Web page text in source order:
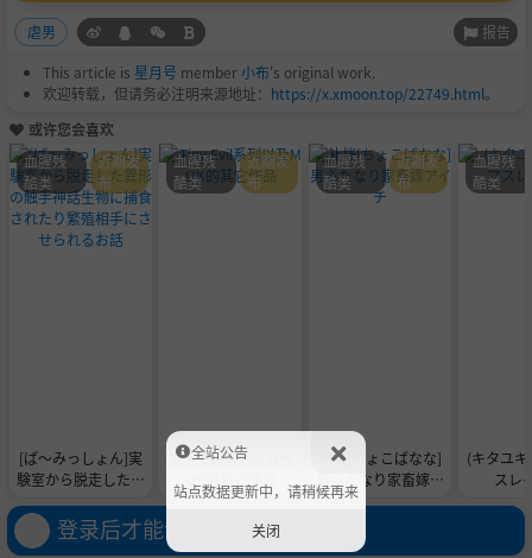
虐男 报告
This article is 星月号 member小布's original work.
欢迎转载，但请务必注明来源地址： https://x.xmoon.top/22749.html。
或许您会喜欢
[ぱ～みっしょん]実
験室から脱走した異
捕食されたり繁殖相
手にさせられるお話
血腥残
酷类
近期发
布
Tiny Evil系列以及M
血腥残
酷类
近期发
布
补档[ちょこばなな]
男ふたなり家畜嫁ア
血腥残
酷类
近期发
布
(キタユキ) キンタ
スレ
血腥残
酷类
登录后才能评论哦！
全站公告
站点数据更新中，请稍候再来
关闭